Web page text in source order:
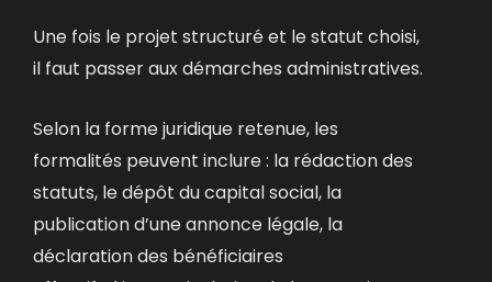
Une fois le projet structuré et le statut choisi,
il faut passer aux démarches administratives.
Selon la forme juridique retenue, les
formalités peuvent inclure : la rédaction des
statuts, le dépôt du capital social, la
publication d’une annonce légale, la
déclaration des bénéficiaires